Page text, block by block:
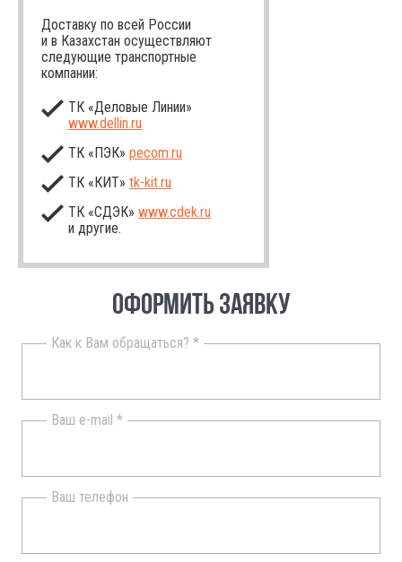
Доставку по всей России
и в Казахстан осуществляют
следующие транспортные
компании:
ТК «Деловые Линии»
www.dellin.ru
ТК «ПЭК» pecom.ru
ТК «КИТ» tk-kit.ru
ТК «СДЭК» www.cdek.ru
и другие.
ОФОРМИТЬ ЗАЯВКУ
Как к Вам обращаться? *
Ваш e-mail *
Ваш телефон